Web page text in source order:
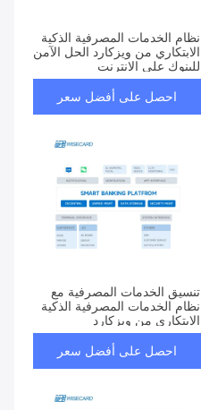
نظام الخدمات المصرفية الذكية
الابتكاري من ويزكارد الحل الآمن
للبنوك على الإنترنت
احصل على أفضل سعر
تنسيق الخدمات المصرفية مع
نظام الخدمات المصرفية الذكية
الابتكاري من ويزكارد
احصل على أفضل سعر